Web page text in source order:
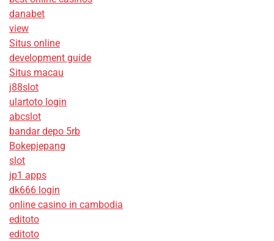
danabet
view
Situs online
development guide
Situs macau
j88slot
ulartoto login
abcslot
bandar depo 5rb
Bokepjepang
slot
jp1 apps
dk666 login
online casino in cambodia
editoto
editoto